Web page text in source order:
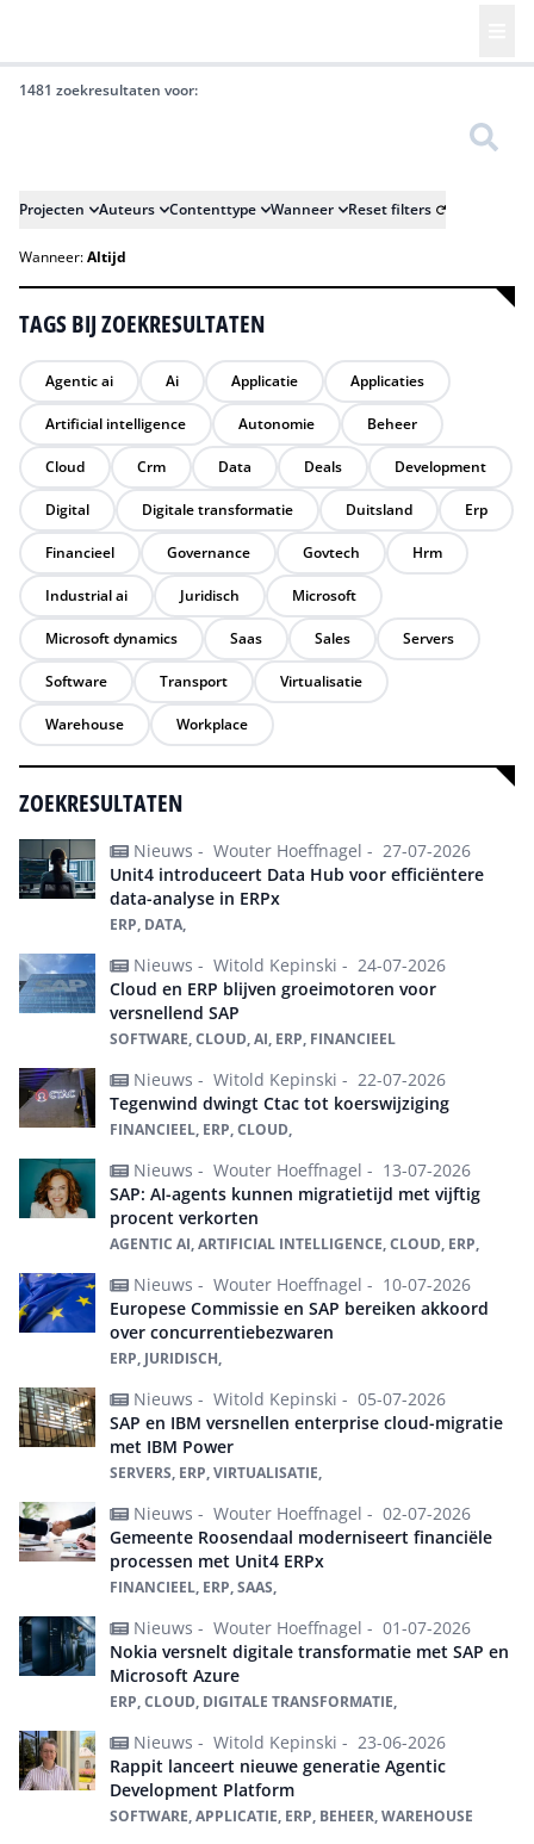
1481 zoekresultaten voor:
Projecten Auteurs Contenttype Wanneer Reset filters
Wanneer:Altijd
ZOEKRESULTATEN
Nieuws - Wouter Hoeffnagel - 27-07-2026
Unit4 introduceert Data Hub voor efficiëntere
data-analyse in ERPx
ERP, DATA,
Nieuws - Witold Kepinski - 24-07-2026
Cloud en ERP blijven groeimotoren voor
versnellend SAP
SOFTWARE, CLOUD, AI, ERP, FINANCIEEL
Nieuws - Witold Kepinski - 22-07-2026
Tegenwind dwingt Ctac tot koerswijziging
FINANCIEEL, ERP, CLOUD,
Nieuws - Wouter Hoeffnagel - 13-07-2026
SAP: AI-agents kunnen migratietijd met vijftig
procent verkorten
AGENTIC AI, ARTIFICIAL INTELLIGENCE, CLOUD, ERP,
Nieuws - Wouter Hoeffnagel - 10-07-2026
Europese Commissie en SAP bereiken akkoord
over concurrentiebezwaren
ERP, JURIDISCH,
Nieuws - Witold Kepinski - 05-07-2026
SAP en IBM versnellen enterprise cloud-migratie
met IBM Power
SERVERS, ERP, VIRTUALISATIE,
Nieuws - Wouter Hoeffnagel - 02-07-2026
Gemeente Roosendaal moderniseert financiële
processen met Unit4 ERPx
FINANCIEEL, ERP, SAAS,
Nieuws - Wouter Hoeffnagel - 01-07-2026
Nokia versnelt digitale transformatie met SAP en
Microsoft Azure
ERP, CLOUD, DIGITALE TRANSFORMATIE,
Nieuws - Witold Kepinski - 23-06-2026
Rappit lanceert nieuwe generatie Agentic
Development Platform
SOFTWARE, APPLICATIE, ERP, BEHEER, WAREHOUSE
TAGS BIJ ZOEKRESULTATEN
Agentic ai Ai Applicatie Applicaties
Artificial intelligence Autonomie Beheer
Cloud Crm Data Deals Development
Digital Digitale transformatie Duitsland Erp
Financieel Governance Govtech Hrm
Industrial ai Juridisch Microsoft
Microsoft dynamics Saas Sales Servers
Software Transport Virtualisatie
Warehouse Workplace